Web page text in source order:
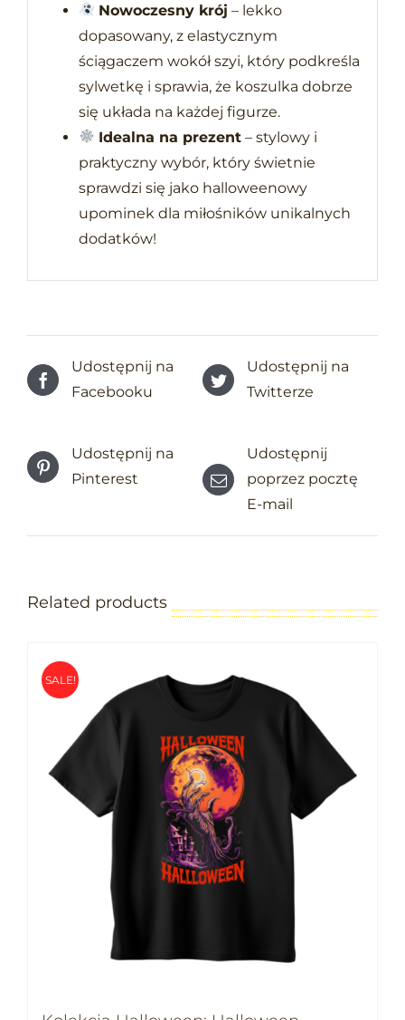
Nowoczesny krój – lekko
dopasowany, z elastycznym
ściągaczem wokół szyi, który podkreśla
sylwetkę i sprawia, że koszulka dobrze
się układa na każdej figurze.
Idealna na prezent– stylowy i
praktyczny wybór, który świetnie
sprawdzi się jako halloweenowy
upominek dla miłośników unikalnych
dodatków!
Udostępnij na
Facebooku
Udostępnij na
Twitterze
Udostępnij na
Pinterest
Udostępnij
poprzez pocztę
E-mail
Related products
SALE!